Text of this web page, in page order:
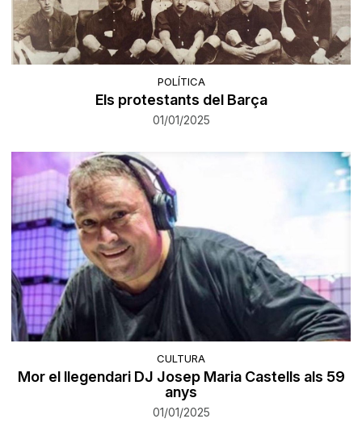
POLÍTICA
Els protestants del Barça
01/01/2025
CULTURA
Mor el llegendari DJ Josep Maria Castells als 59
anys
01/01/2025